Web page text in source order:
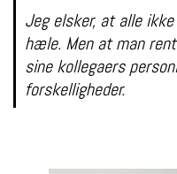
Jeg elsker, at alle
hæle. Men at man
sine kollegaers
forskelligheder.